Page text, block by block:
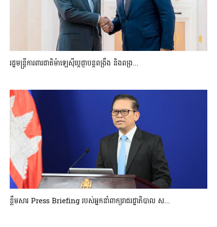
រដ្ឋមន្ត្រីការពារជាតិម៉ាឡេស៊ីប្ដេជ្ញាបន្តពង្រឹង និងពង្រ...
ខ្លឹមសារ Press Briefing របស់អ្នកនាំពាក្យរាជរដ្ឋាភិបាល ស...